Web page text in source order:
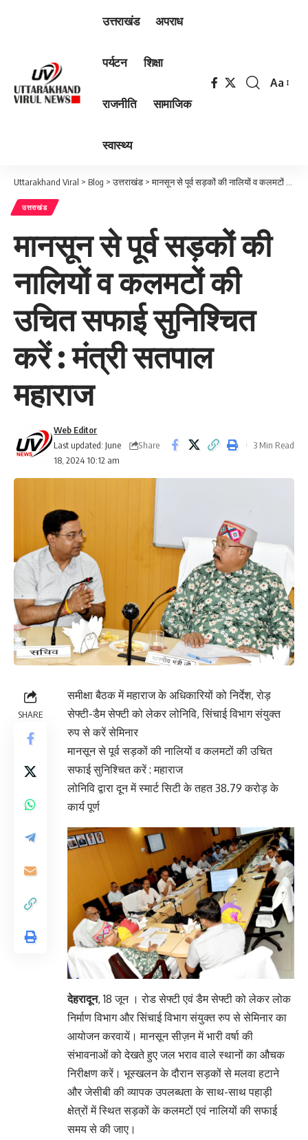
उत्तराखंड अपराध
पर्यटन शिक्षा
राजनीति सामाजिक
स्वास्थ्य
Font
Aa
Uttarakhand Viral > Blog >उत्तराखंड >मानसून से पूर्व सड़कों की नालियों व कलमटों की उचित सफाई सुनिश्चित करें : मंत्री सतपाल महाराज
उत्तराखंड
मानसून से पूर्व सड़कों की
नालियों व कलमटों की
उचित सफाई सुनिश्चित
करें : मंत्री सतपाल
महाराज
Last updated: June
18, 2024 10:12 am
Web Editor
Share
3 Min Read
SHARE
समीक्षा बैठक में महाराज के अधिकारियों को निर्देश, रोड़
सेफ्टी-डैम सेफ्टी को लेकर लोनिवि, सिंचाई विभाग संयुक्त
रुप से करें सेमिनार
मानसून से पूर्व सड़कों की नालियों व कलमटों की उचित
सफाई सुनिश्चित करें : महाराज
लोनिवि द्वारा दून में स्मार्ट सिटी के तहत 38.79 करोड़ के
कार्य पूर्ण
देहरादून, 18 जून । रोड सेफ्टी एवं डैम सेफ्टी को लेकर लोक
निर्माण विभाग और सिंचाई विभाग संयुक्त रुप से सेमिनार का
आयोजन करवायें। मानसून सीज़न में भारी वर्षा की
संभावनाओं को देखते हुए जल भराव वाले स्थानों का औचक
निरीक्षण करें। भूस्खलन के दौरान सड़कों से मलवा हटाने
और जेसीबी की व्यापक उपलब्धता के साथ-साथ पहाड़ी
क्षेत्रों में स्थित सड़कों के कलमटों एवं नालियों की सफाई
समय से की जाए।